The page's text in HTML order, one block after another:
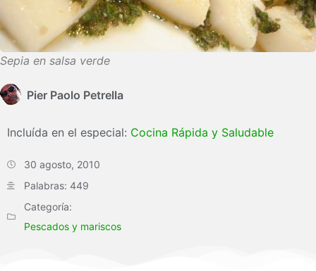
Sepia en salsa verde
Pier Paolo Petrella
Incluída en el especial: Cocina Rápida y Saludable
30 agosto, 2010
Palabras: 449
Categoría:
Pescados y mariscos